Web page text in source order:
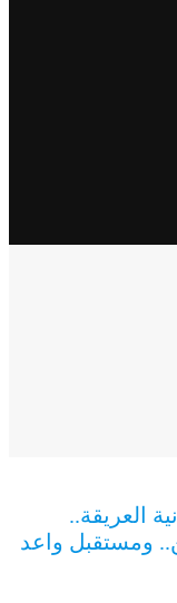
العريقة..
ومستقبل واعد